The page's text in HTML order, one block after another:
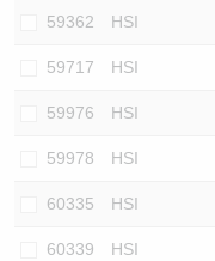
59362 HSI
59717 HSI
59976 HSI
59978 HSI
60335 HSI
60339 HSI